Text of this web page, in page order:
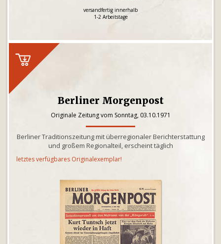
versandfertig innerhalb
1-2 Arbeitstage
Berliner Morgenpost
Originale Zeitung vom Sonntag, 03.10.1971
Berliner Traditionszeitung mit überregionaler Berichterstattung
und großem Regionalteil, erscheint täglich
letztes verfügbares Originalexemplar!